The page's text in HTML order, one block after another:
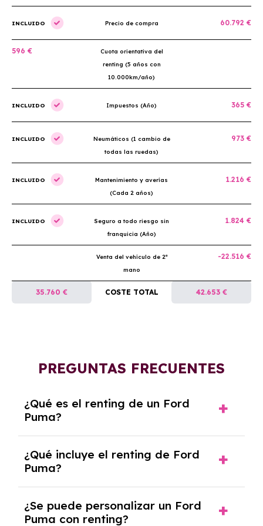
INCLUIDO Precio de compra 60.792 €
596 €
Cuota orientativa del
renting (5 años con
10.000km/año)
INCLUIDO Impuestos (Año) 365 €
INCLUIDO
Neumáticos (1 cambio de
todas las ruedas)
973 €
INCLUIDO
Mantenimiento y averías
(Cada 2 años)
1.216 €
INCLUIDO
Seguro a todo riesgo sin
franquicia (Año)
1.824 €
Venta del vehículo de 2ª
mano
-22.516 €
35.760 € COSTE TOTAL 42.653 €
PREGUNTAS FRECUENTES
¿Qué es el renting de un Ford
Puma?
alquiler a largo plazo en el que pagas una
cuota mensual fija por el uso del coche
durante un periodo determinado,
generalmente entre 2 y 5 años.
¿Qué incluye el renting de Ford
Puma?
seguro a todo riesgo, mantenimiento,
reparaciones, impuestos, asistencia en
¿Se puede personalizar un Ford
Puma con renting?